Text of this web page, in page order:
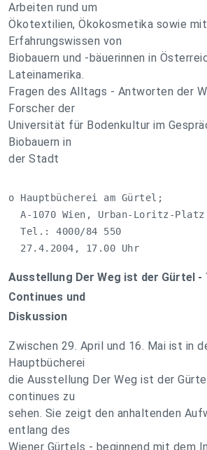
Arbeiten rund um
Ökotextilien, Ökokosmetika sowie
Erfahrungswissen von
Biobauern und -bäuerinnen in
Lateinamerika.
Fragen des Alltags - Antworten der
Forscher der
Universität für Bodenkultur im
Biobauern in
der Stadt
o Hauptbücherei am Gürtel;
A-1070 Wien, Urban-Loritz-Platz
  Tel.: 4000/84 550
  27.4.2004, 17.00 Uhr
Ausstellung Der Weg ist der Gürtel -
Continues und
Diskussion
Zwischen 29. April und 16. Mai ist in
Hauptbücherei
die Ausstellung Der Weg ist der
continues zu
sehen. Sie zeigt den anhaltenden
entlang des
Wiener Gürtels - beginnend mit dem